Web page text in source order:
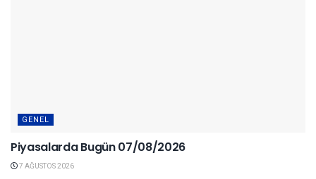
GENEL
Piyasalarda Bugün 07/08/2026
7 AĞUSTOS 2026